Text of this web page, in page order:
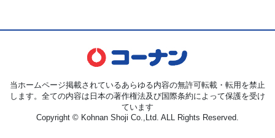
当ホームページ掲載されているあらゆる内容の無許可転載・転用を禁止
します。全ての内容は日本の著作権法及び国際条約によって保護を受け
ています
Copyright © Kohnan Shoji Co.,Ltd. ALL Rights Reserved.